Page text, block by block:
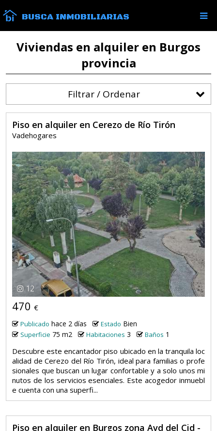
BUSCA INMOBILIARIAS
Viviendas en alquiler en Burgos
provincia
Filtrar / Ordenar
Piso en alquiler en Cerezo de Río Tirón
Vadehogares
12
470 €
Publicado hace 2 días Estado Bien
Superficie 75 m2 Habitaciones 3 Baños 1
Descubre este encantador piso ubicado en la tranquila loc
alidad de Cerezo del Río Tirón, ideal para familias o profe
sionales que buscan un lugar confortable y a solo unos mi
nutos de los servicios esenciales. Este acogedor inmuebl
e cuenta con una superfi...
Piso en alquiler en Burgos zona Avd del Cid -